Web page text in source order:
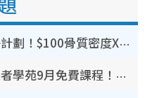
港大推賽馬會強化骨骼計劃！$100骨質密度X光檢查 完成免費運動訓練送超市禮券！附參加資格
長者優惠｜都會大學長者學苑9月免費課程！多媒體/微電影創作/網絡安全 附報名方法教學